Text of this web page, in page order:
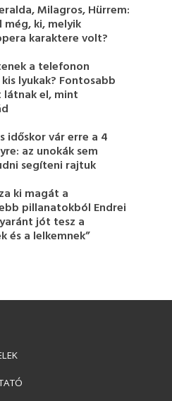
Milagros, Hürrem:
még, ki, melyik
karaktere volt?
a telefonon
lyukak? Fontosabb
el, mint
időskor vár erre a 4
az unokák sem
segíteni rajtuk
ki magát a
pillanatokból Endrei
jót tesz a
és a lelkemnek”